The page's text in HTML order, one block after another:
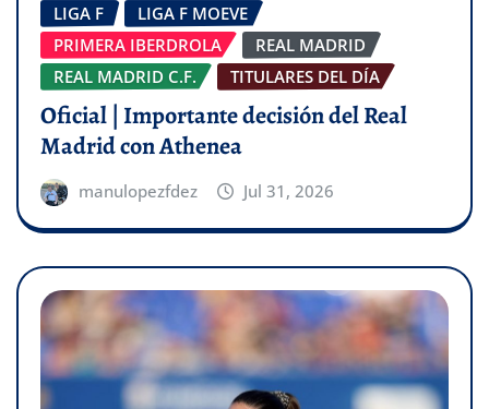
LIGA F
LIGA F MOEVE
PRIMERA IBERDROLA
REAL MADRID
REAL MADRID C.F.
TITULARES DEL DÍA
Oficial | Importante decisión del Real
Madrid con Athenea
manulopezfdez Jul 31, 2026